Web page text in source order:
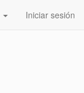
Iniciar sesión